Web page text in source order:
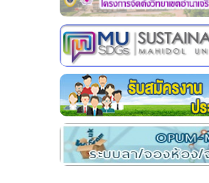
หน่วยบริการทันตกรรม
บริการให้การศึกษา
คลินิกวัยทีน
บริการด้านเงินสงเคราะห์
วินัยนักศึกษา
แนะแนวให้คำปรึกษา